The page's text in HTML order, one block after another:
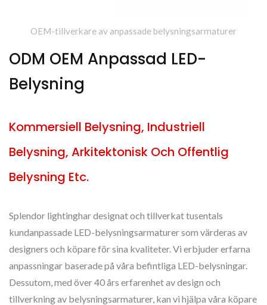
OEM-tillverkare av anpassade belysningsarmaturer
ODM OEM Anpassad LED-
Belysning
Kommersiell Belysning, Industriell
Belysning, Arkitektonisk Och Offentlig
Belysning Etc.
Splendor lightinghar designat och tillverkat tusentals
kundanpassade LED-belysningsarmaturer som värderas av
designers och köpare för sina kvaliteter. Vi erbjuder erfarna
anpassningar baserade på våra befintliga LED-belysningar.
Dessutom, med över 40 års erfarenhet av design och
tillverkning av belysningsarmaturer, kan vi hjälpa våra köpare